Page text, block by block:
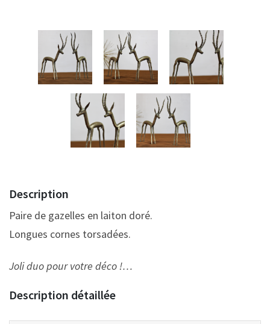
Description
Paire de gazelles en laiton doré.
Longues cornes torsadées.
Joli duo pour votre déco !…
Description détaillée